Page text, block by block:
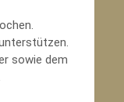
sowie dem